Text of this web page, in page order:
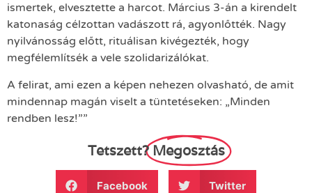
ismertek, elvesztette a harcot. Március 3-án a kirendelt
katonaság célzottan vadászott rá, agyonlőtték. Nagy
nyilvánosság előtt, rituálisan kivégezték, hogy
megfélemlítsék a vele szolidarizálókat.
A felirat, ami ezen a képen nehezen olvasható, de amit
mindennap magán viselt a tüntetéseken: „Minden
rendben lesz!””
Tetszett? Megosztás
Facebook Twitter